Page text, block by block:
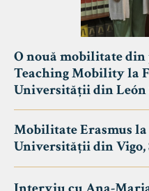
O nouă mobilitate
Teaching Mobility la
Universității din León
Mobilitate Erasmus
Universității din Vigo,